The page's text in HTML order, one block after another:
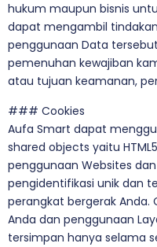
hukum maupun bisnis
dapat mengambil
penggunaan Data
pemenuhan kewajiban
atau tujuan keamanan,
### Cookies
Aufa Smart dapat
shared objects yaitu
penggunaan Websites
pengidentifikasi unik dan
perangkat bergerak Anda.
Anda dan penggunaan
tersimpan hanya selama